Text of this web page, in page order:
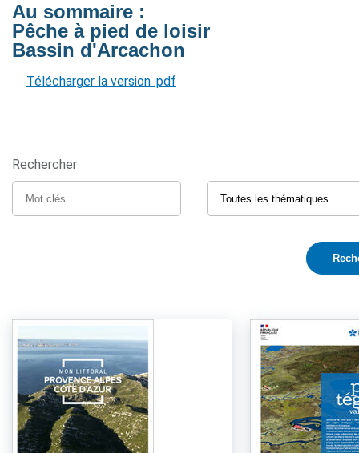
Au sommaire :
Pêche à pied de loisir
Bassin d'Arcachon
Télécharger la version .pdf
Rechercher